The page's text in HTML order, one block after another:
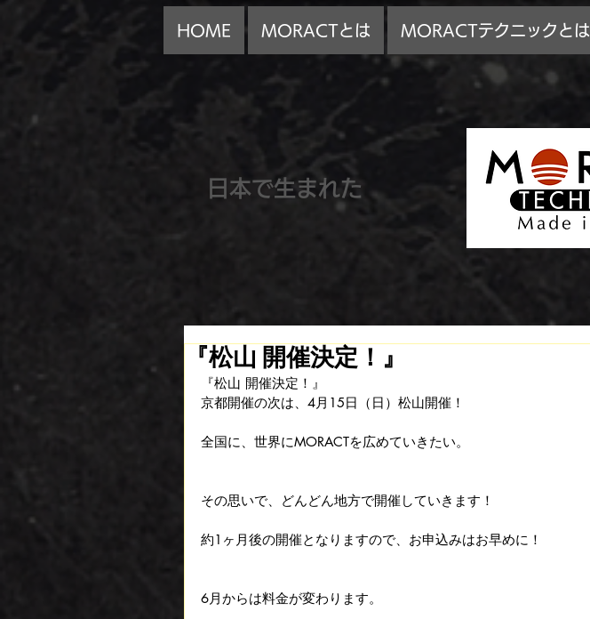
HOME MORACTとは MORACTテクニックとは
​日本で生まれた
『松山 開催決定！』
『松山 開催決定！』
京都開催の次は、4月15日（日）松山開催！
全国に、世界にMORACTを広めていきたい。
その思いで、どんどん地方で開催していきます！
約1ヶ月後の開催となりますので、お申込みはお早めに！
6月からは料金が変わります。